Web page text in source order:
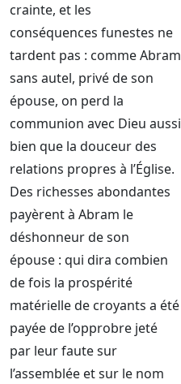
crainte, et les
conséquences funestes ne
tardent pas : comme Abram
sans autel, privé de son
épouse, on perd la
communion avec Dieu aussi
bien que la douceur des
relations propres à l’Église.
Des richesses abondantes
payèrent à Abram le
déshonneur de son
épouse : qui dira combien
de fois la prospérité
matérielle de croyants a été
payée de l’opprobre jeté
par leur faute sur
l’assemblée et sur le nom